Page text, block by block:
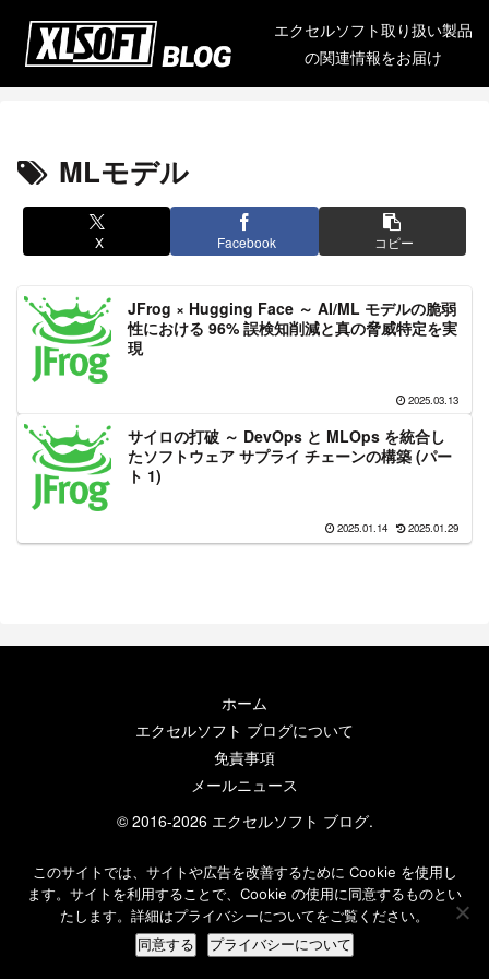
エクセルソフト取り扱い製品
の関連情報をお届け
MLモデル
X Facebook コピー
JFrog × Hugging Face ～ AI/ML モデルの脆弱
性における 96% 誤検知削減と真の脅威特定を実
現
2025.03.13
サイロの打破 ～ DevOps と MLOps を統合し
たソフトウェア サプライ チェーンの構築 (パー
ト 1)
2025.01.14 2025.01.29
ホーム
エクセルソフト ブログについて
免責事項
メールニュース
© 2016-2026 エクセルソフト ブログ.
このサイトでは、サイトや広告を改善するために Cookie を使用し
ます。サイトを利用することで、Cookie の使用に同意するものとい
たします。詳細はプライバシーについてをご覧ください。
同意する プライバシーについて